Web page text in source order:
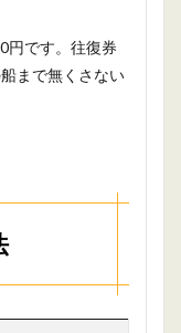
円です。往復券
まで無くさない